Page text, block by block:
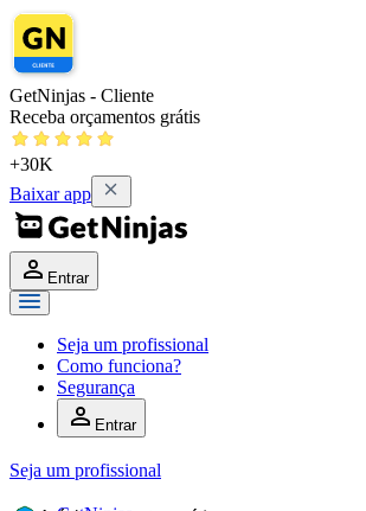
GetNinjas - Cliente
Receba orçamentos grátis
+30K
Baixar app
Entrar
Seja um profissional
Como funciona?
Segurança
Entrar
Seja um profissional